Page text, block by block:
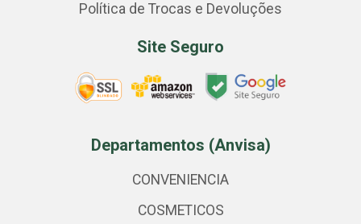
Política de Trocas e Devoluções
Site Seguro
Departamentos (Anvisa)
CONVENIENCIA
COSMETICOS